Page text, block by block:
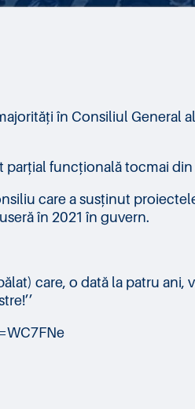
în Consiliul General
funcțională tocmai din
care a susținut
în 2021 în guvern.
care, o dată la patru ani,